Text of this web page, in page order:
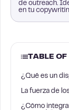
de outreach.
en tu
TABLE
¿Qué es un
La fuerza de
¿Cómo